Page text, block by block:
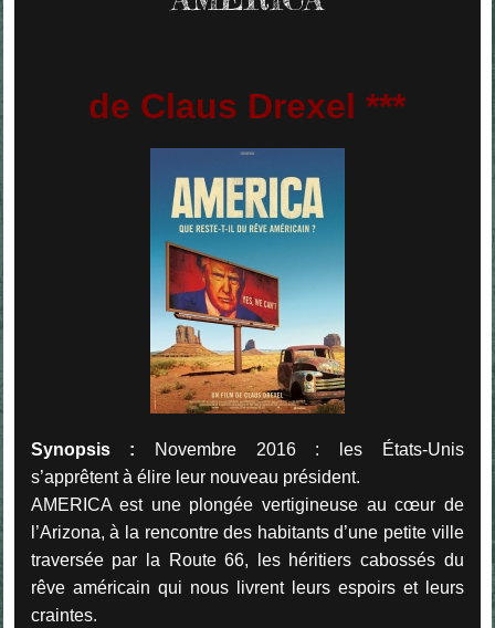
de Claus Drexel ***
Synopsis : Novembre 2016 : les États-Unis
s’apprêtent à élire leur nouveau président.
AMERICA est une plongée vertigineuse au cœur de
l’Arizona, à la rencontre des habitants d’une petite ville
traversée par la Route 66, les héritiers cabossés du
rêve américain qui nous livrent leurs espoirs et leurs
craintes.